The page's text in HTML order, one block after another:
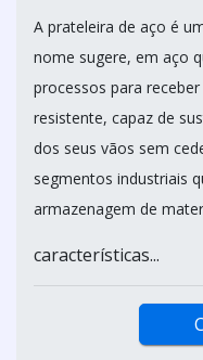
A prateleira de aço é
nome sugere, em aço
processos para
resistente, capaz de
dos seus vãos sem
segmentos industriais
armazenagem de
características...